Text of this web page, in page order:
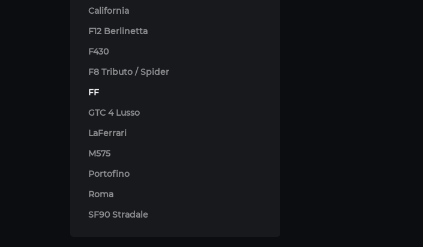
California
F12 Berlinetta
F430
F8 Tributo / Spider
FF
GTC 4 Lusso
LaFerrari
M575
Portofino
Roma
SF90 Stradale